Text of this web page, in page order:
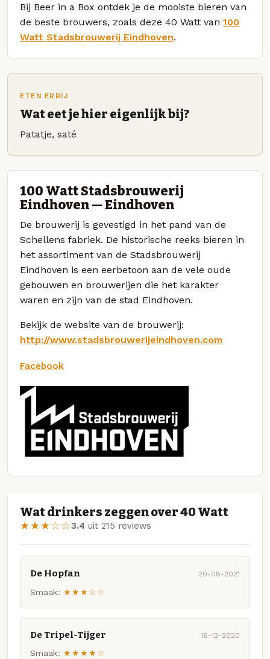
Bij Beer in a Box ontdek je de mooiste bieren van
de beste brouwers, zoals deze 40 Watt van 100
Watt Stadsbrouwerij Eindhoven.
ETEN ERBIJ
Wat eet je hier eigenlijk bij?
Patatje, saté
100 Watt Stadsbrouwerij
Eindhoven — Eindhoven
De brouwerij is gevestigd in het pand van de
Schellens fabriek. De historische reeks bieren in
het assortiment van de Stadsbrouwerij
Eindhoven is een eerbetoon aan de vele oude
gebouwen en brouwerijen die het karakter
waren en zijn van de stad Eindhoven.
Bekijk de website van de brouwerij:
http://www.stadsbrouwerijeindhoven.com
Facebook
Wat drinkers zeggen over 40 Watt
★★★☆☆3.4 uit 215 reviews
De Hopfan 20-08-2021
Smaak: ★★★☆☆
De Tripel-Tijger 16-12-2020
Smaak: ★★★★☆